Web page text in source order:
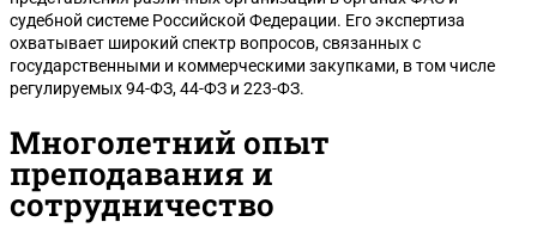
судебной системе Российской Федерации. Его экспертиза
охватывает широкий спектр вопросов, связанных с
государственными и коммерческими закупками, в том числе
регулируемых 94-ФЗ, 44-ФЗ и 223-ФЗ.
Многолетний опыт
преподавания и
сотрудничество